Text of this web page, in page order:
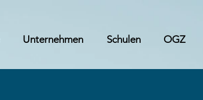
Unternehmen Schulen OGZ